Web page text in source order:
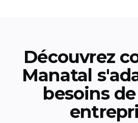
Découvrez
Manatal
besoins